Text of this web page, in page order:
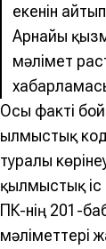
екенін
Арнайы
мәлімет
Осы факті
Қылмыстық
туралы
қылмыстық
ҚПК-нің 201-
мәліметтері